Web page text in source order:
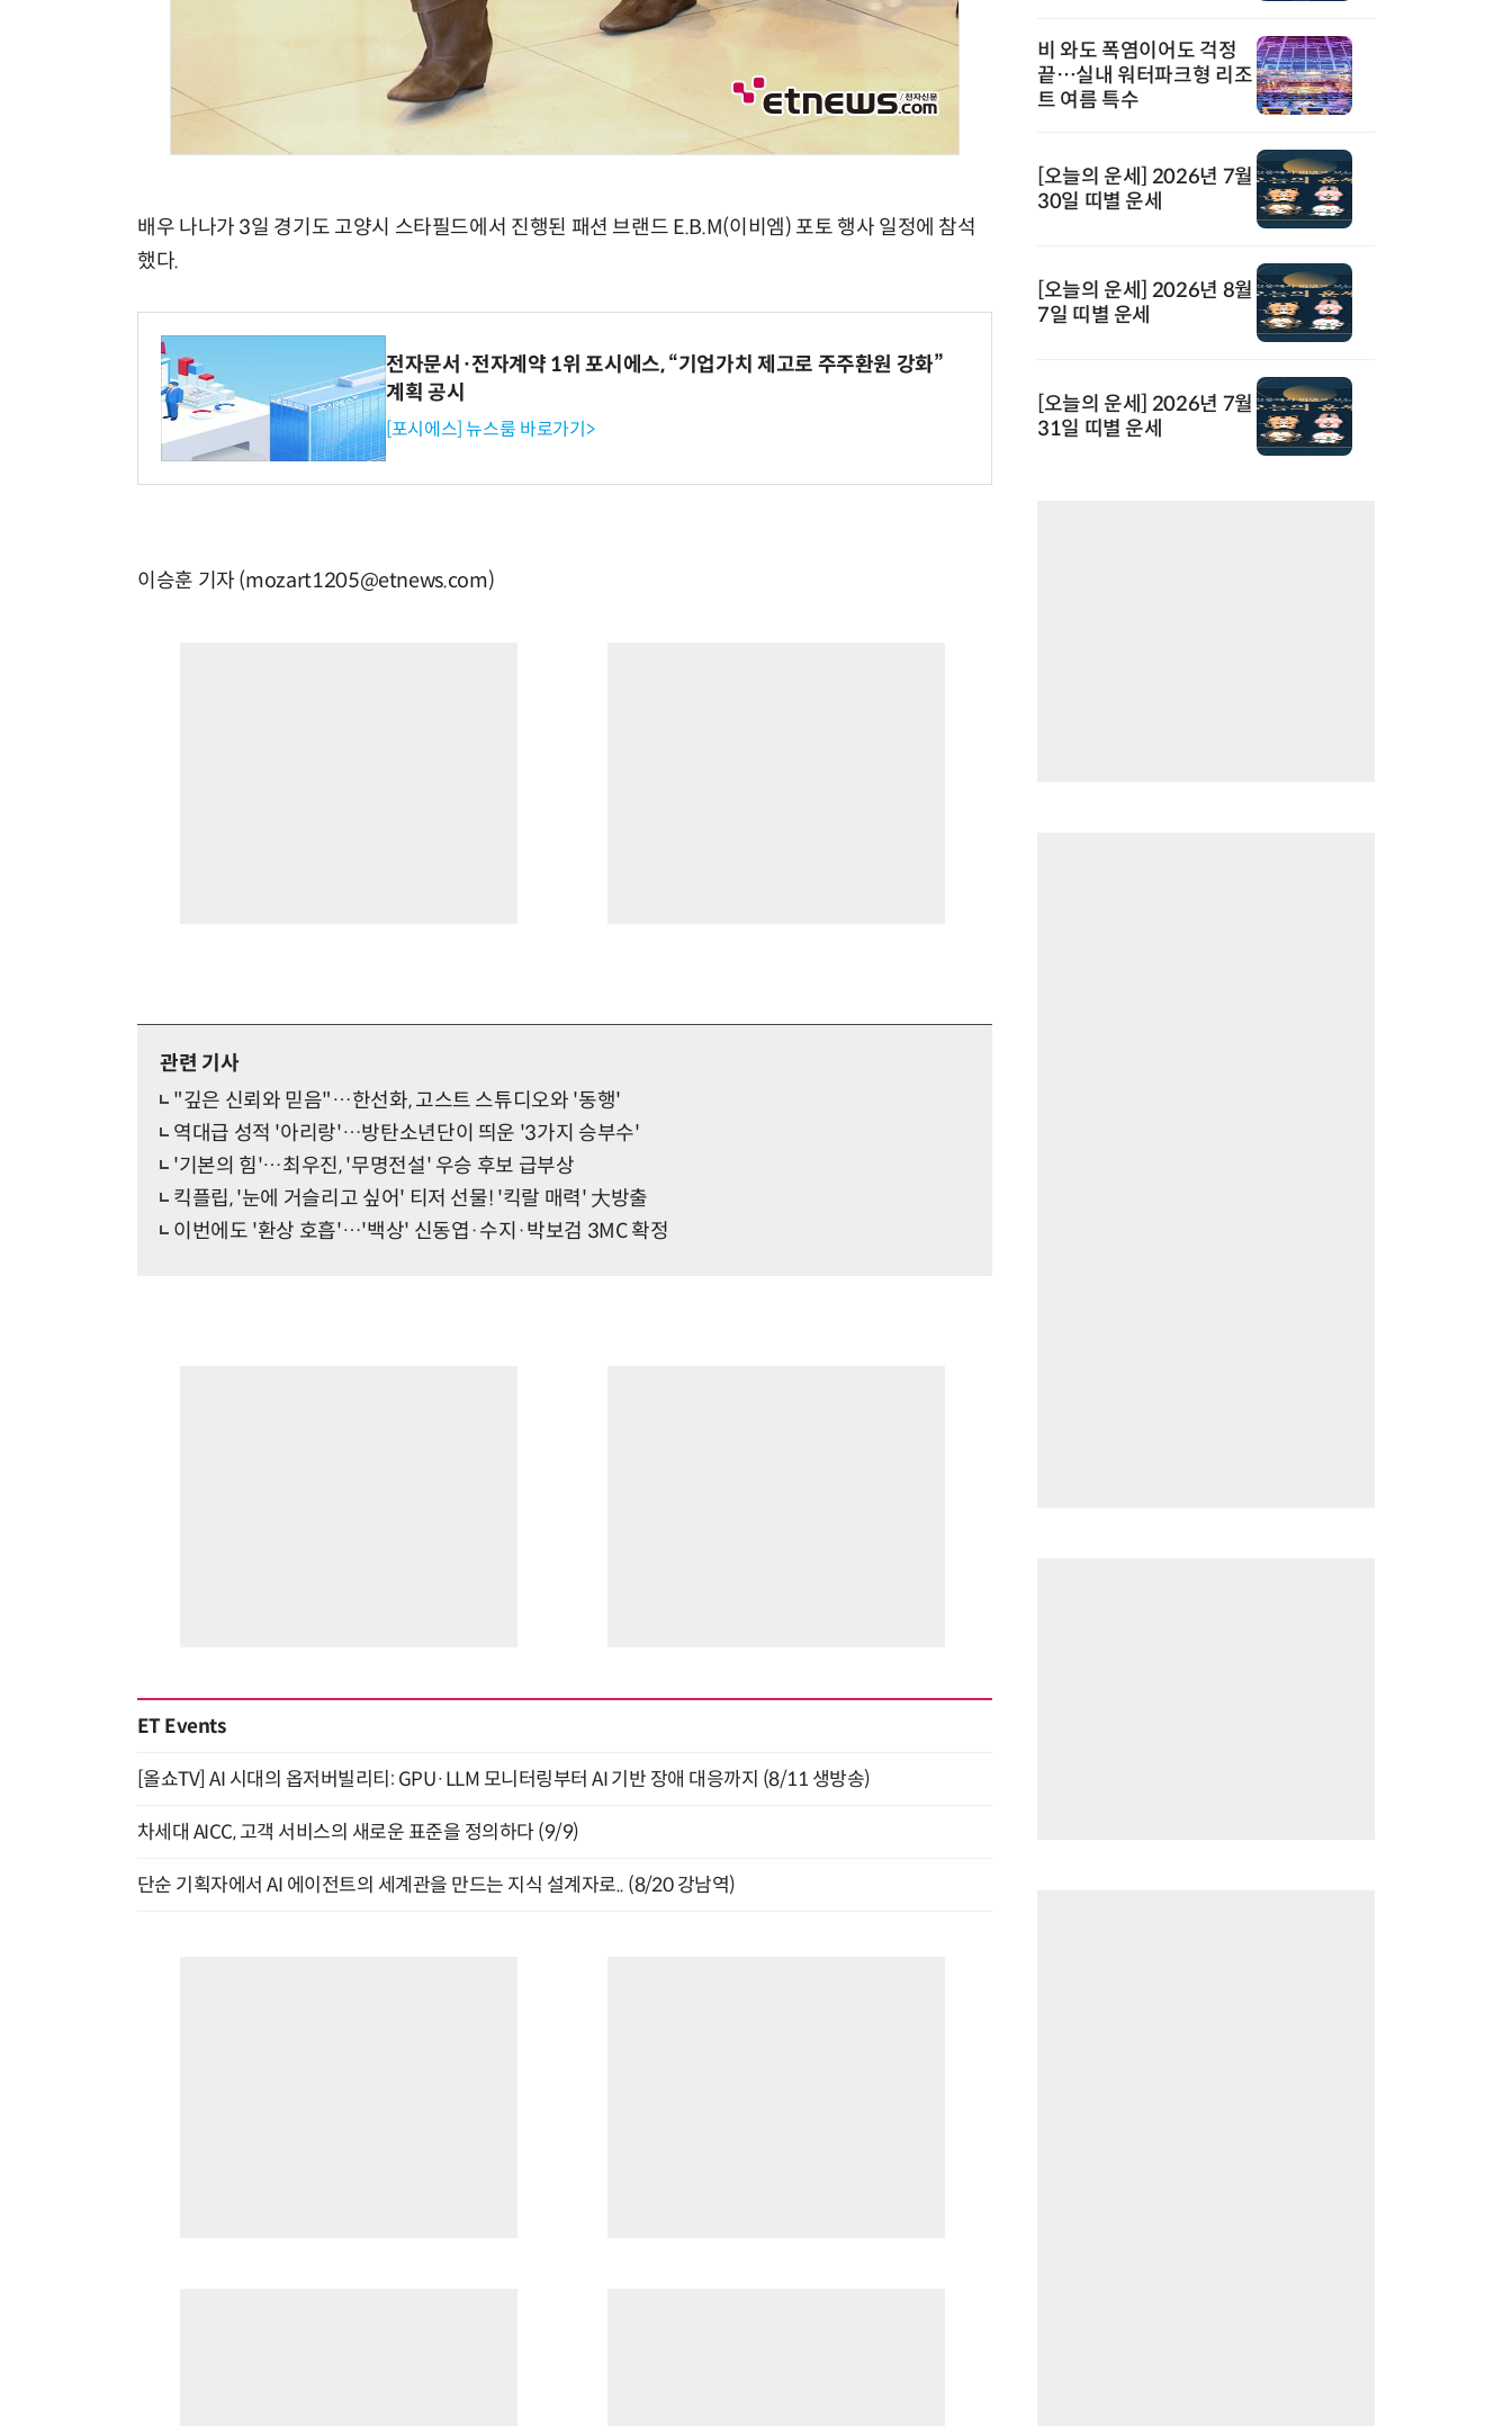
배우 나나가 3일 경기도 고양시 스타필드에서 진행된 패션 브랜드 E.B.M(이비엠) 포토 행사 일정에 참석
했다.
전자문서·전자계약 1위 포시에스, “기업가치 제고로 주주환원 강화”
계획 공시
[포시에스] 뉴스룸 바로가기>
이승훈 기자 (mozart1205@etnews.com)
관련 기사
"깊은 신뢰와 믿음"…한선화, 고스트 스튜디오와 '동행'
역대급 성적 '아리랑'…방탄소년단이 띄운 '3가지 승부수'
'기본의 힘'…최우진, '무명전설' 우승 후보 급부상
킥플립, '눈에 거슬리고 싶어' 티저 선물! '킥랄 매력' 大방출
이번에도 '환상 호흡'…'백상' 신동엽·수지·박보검 3MC 확정
ET Events
[올쇼TV] AI 시대의 옵저버빌리티: GPU·LLM 모니터링부터 AI 기반 장애 대응까지 (8/11 생방송)
차세대 AICC, 고객 서비스의 새로운 표준을 정의하다 (9/9)
단순 기획자에서 AI 에이전트의 세계관을 만드는 지식 설계자로.. (8/20 강남역)
비 와도 폭염이어도 걱정
끝…실내 워터파크형 리조
트 여름 특수
[오늘의 운세] 2026년 7월
30일 띠별 운세
[오늘의 운세] 2026년 8월
7일 띠별 운세
[오늘의 운세] 2026년 7월
31일 띠별 운세